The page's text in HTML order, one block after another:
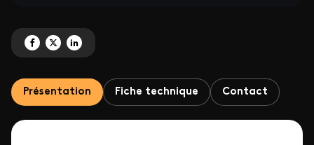
Partagez 'La roue tourne avec Jean-Paul Vigneau' sur Facebook
Partagez 'La roue tourne avec Jean-Paul Vigneau' sur X
Partagez 'La roue tourne avec Jean-Paul Vigneau' sur LinkedIn
Présentation Fiche technique Contact